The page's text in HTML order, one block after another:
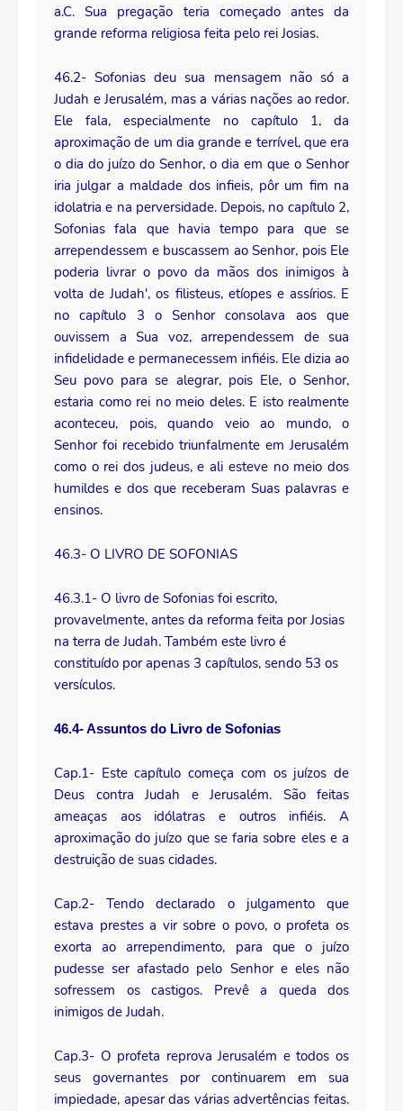
a.C. Sua pregação teria começado antes da
grande reforma religiosa feita pelo rei Josias.
46.2- Sofonias deu sua mensagem não só a
Judah e Jerusalém, mas a várias nações ao redor.
Ele fala, especialmente no capítulo 1, da
aproximação de um dia grande e terrível, que era
o dia do juízo do Senhor, o dia em que o Senhor
iria julgar a maldade dos infieis, pôr um fim na
idolatria e na perversidade. Depois, no capítulo 2,
Sofonias fala que havia tempo para que se
arrependessem e buscassem ao Senhor, pois Ele
poderia livrar o povo da mãos dos inimigos à
volta de Judah', os filisteus, etíopes e assírios. E
no capítulo 3 o Senhor consolava aos que
ouvissem a Sua voz, arrependessem de sua
infidelidade e permanecessem infiéis. Ele dizia ao
Seu povo para se alegrar, pois Ele, o Senhor,
estaria como rei no meio deles. E isto realmente
aconteceu, pois, quando veio ao mundo, o
Senhor foi recebido triunfalmente em Jerusalém
como o rei dos judeus, e ali esteve no meio dos
humildes e dos que receberam Suas palavras e
ensinos.
46.3- O LIVRO DE SOFONIAS
46.3.1- O livro de Sofonias foi escrito,
provavelmente, antes da reforma feita por Josias
na terra de Judah. Também este livro é
constituído por apenas 3 capítulos, sendo 53 os
versículos.
46.4- Assuntos do Livro de Sofonias
Cap.1- Este capítulo começa com os juízos de
Deus contra Judah e Jerusalém. São feitas
ameaças aos idólatras e outros infiéis. A
aproximação do juízo que se faria sobre eles e a
destruição de suas cidades.
Cap.2- Tendo declarado o julgamento que
estava prestes a vir sobre o povo, o profeta os
exorta ao arrependimento, para que o juízo
pudesse ser afastado pelo Senhor e eles não
sofressem os castigos. Prevê a queda dos
inimigos de Judah.
Cap.3- O profeta reprova Jerusalém e todos os
seus governantes por continuarem em sua
impiedade, apesar das várias advertências feitas.